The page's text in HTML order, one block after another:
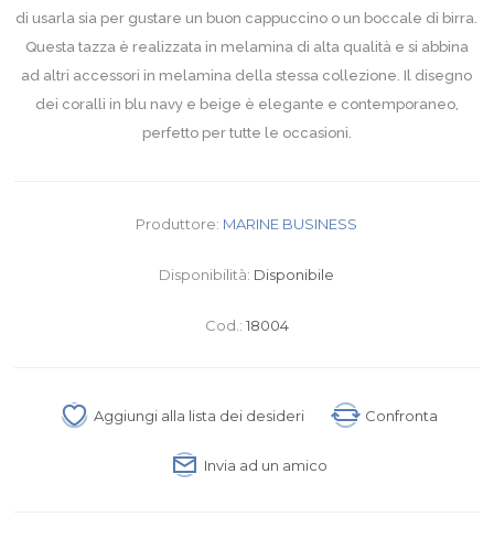
di usarla sia per gustare un buon cappuccino o un boccale di birra.
Questa tazza è realizzata in melamina di alta qualità e si abbina
ad altri accessori in melamina della stessa collezione. Il disegno
dei coralli in blu navy e beige è elegante e contemporaneo,
perfetto per tutte le occasioni.
Produttore: MARINE BUSINESS
Disponibilità: Disponibile
Cod.: 18004
Aggiungi alla lista dei desideri Confronta
Invia ad un amico